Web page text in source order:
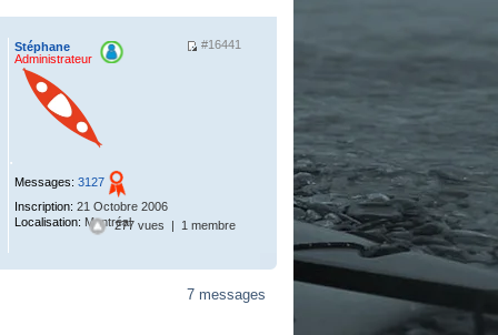
#16441
Stéphane
Administrateur
.
Messages: 3127
Inscription: 21 Octobre 2006
Localisation: Montréal277 vues | 1 membre
7 messages